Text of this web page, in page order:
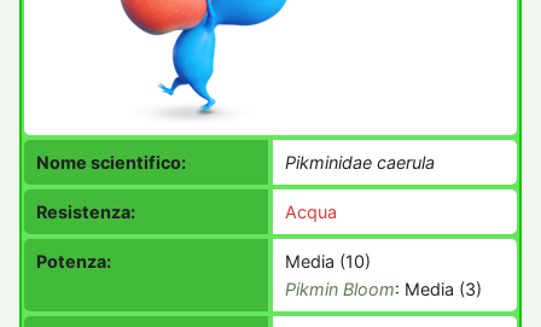
Nome scientifico: Pikminidae caerula
Resistenza: Acqua
Potenza:
Media (10)
Pikmin Bloom: Media (3)